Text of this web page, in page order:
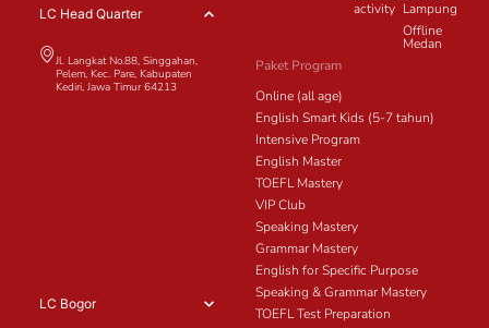
LC Head Quarter
Jl. Langkat No.88, Singgahan,
Pelem, Kec. Pare, Kabupaten
Kediri, Jawa Timur 64213
LC Bogor
activity Lampung
Offline
Medan
Paket Program
Online (all age)
English Smart Kids (5-7 tahun)
Intensive Program
English Master
TOEFL Mastery
VIP Club
Speaking Mastery
Grammar Mastery
English for Specific Purpose
Speaking & Grammar Mastery
TOEFL Test Preparation